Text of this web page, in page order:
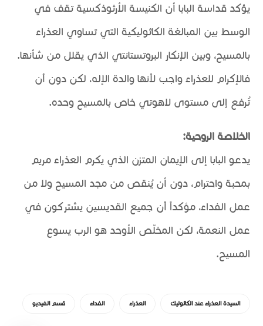
يؤكد قداسة البابا أن الكنيسة الأرثوذكسية تقف في
الوسط بين المبالغة الكاثوليكية التي تساوي العذراء
بالمسيح، وبين الإنكار البروتستانتي الذي يقلل من شأنها.
فالإكرام للعذراء واجب لأنها والدة الإله، لكن دون أن
تُرفع إلى مستوى لاهوتي خاص بالمسيح وحده.
الخلاصة الروحية:
يدعو البابا إلى الإيمان المتزن الذي يكرم العذراء مريم
بمحبة واحترام، دون أن يُنقص من مجد المسيح ولا من
عمل الفداء، مؤكداً أن جميع القديسين يشتركون في
عمل النعمة، لكن المخلّص الأوحد هو الرب يسوع
المسيح.
السيدة العذراء عند الكاثوليك العذراء الفداء قسم الفيديو